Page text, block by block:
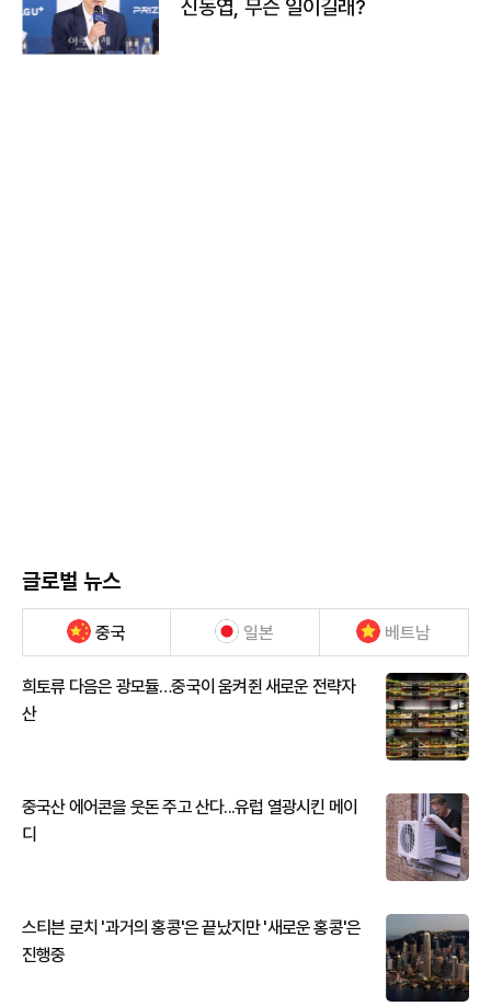
신동엽, 무슨 일이길래?
글로벌 뉴스
중국 일본 베트남
희토류 다음은 광모듈…중국이 움켜쥔 새로운 전략자
산
중국산 에어콘을 웃돈 주고 산다...유럽 열광시킨 메이
디
스티븐 로치 '과거의 홍콩'은 끝났지만 '새로운 홍콩'은
진행중